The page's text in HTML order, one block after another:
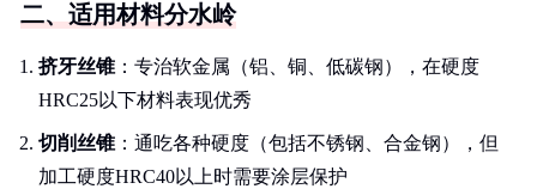
二、适用材料分水岭
挤牙丝锥 ：专治软金属（铝、铜、低碳钢），在硬度
HRC25以下材料表现优秀
切削丝锥 ：通吃各种硬度（包括不锈钢、合金钢），但
加工硬度HRC40以上时需要涂层保护